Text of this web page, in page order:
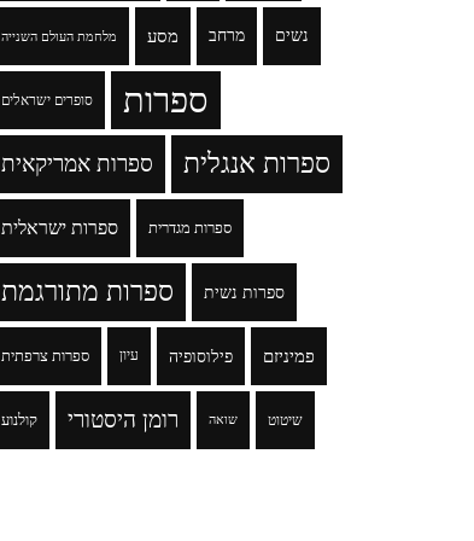
מלחמת העולם השנייה מסע מרחב נשים
סופרים ישראלים ספרות
ספרות אמריקאית ספרות אנגלית
ספרות ישראלית ספרות מגדרית
ספרות מתורגמת ספרות נשית
ספרות צרפתית עיון פילוסופיה פמיניזם
קולנוע רומן היסטורי שואה שיטוט